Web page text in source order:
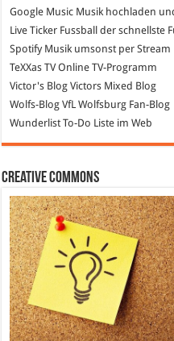
Google Music Musik hochladen
Live Ticker Fussball
der schnellste
SpotifyMusik umsonst per Stream
TeXXas TVOnline TV-Programm
Victor's Blog Victors Mixed Blog
Wolfs-Blog VfL Wolfsburg Fan-Blog
WunderlistTo-Do Liste im Web
Creative Commons